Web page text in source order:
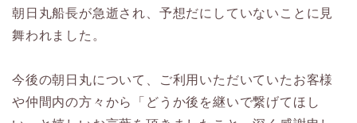
朝日丸船長が急逝され、予想だにしていないことに見
舞われました。
今後の朝日丸について、ご利用いただいていたお客様
や仲間内の方々から「どうか後を継いで繋げてほし